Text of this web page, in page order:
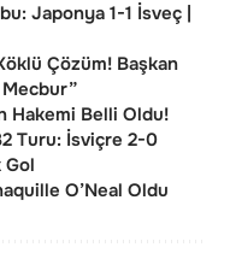
Japonya 1-1 İsveç |
Çözüm! Başkan
Hakemi Belli Oldu!
Turu: İsviçre 2-0
O’Neal Oldu